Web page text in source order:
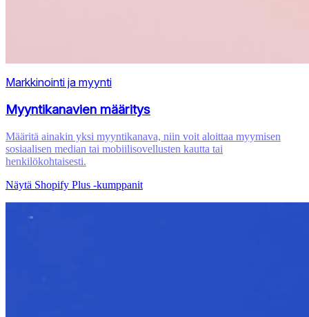
Markkinointi ja myynti
Myyntikanavien määritys
Määritä ainakin yksi myyntikanava, niin voit aloittaa myymisen
sosiaalisen median tai mobiilisovellusten kautta tai
henkilökohtaisesti.
Näytä Shopify Plus ‑kumppanit